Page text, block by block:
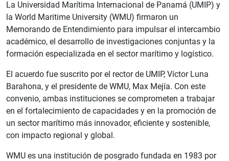
La Universidad Marítima Internacional de Panamá (UMIP) y
la World Maritime University (WMU) firmaron un
Memorando de Entendimiento para impulsar el intercambio
académico, el desarrollo de investigaciones conjuntas y la
formación especializada en el sector marítimo y logístico.
El acuerdo fue suscrito por el rector de UMIP, Víctor Luna
Barahona, y el presidente de WMU, Max Mejía. Con este
convenio, ambas instituciones se comprometen a trabajar
en el fortalecimiento de capacidades y en la promoción de
un sector marítimo más innovador, eficiente y sostenible,
con impacto regional y global.
WMU es una institución de posgrado fundada en 1983 por